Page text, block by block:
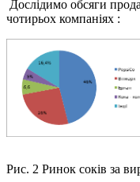
Дослідимо обсяги
чотирьох компаніях :
Рис. 2 Ринок соків за